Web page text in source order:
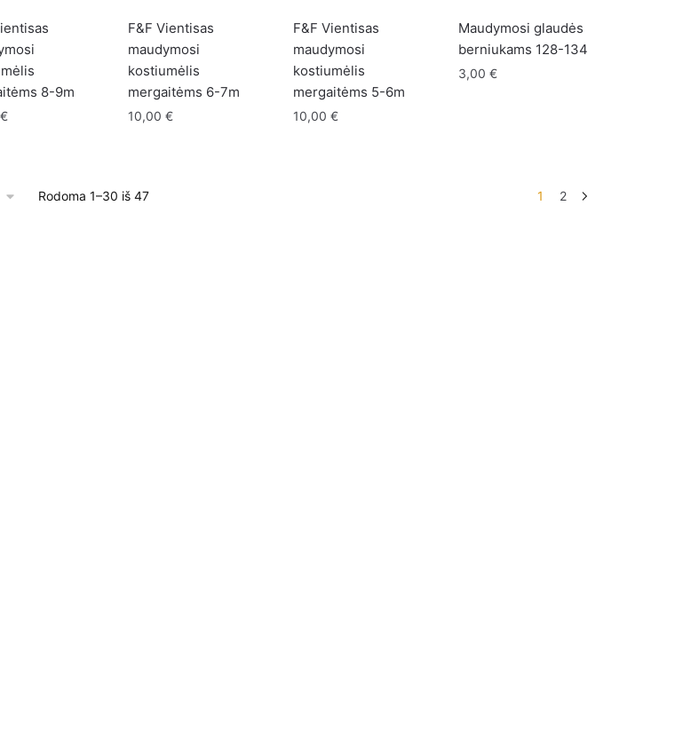
8-9m
€
F&F Vientisas
maudymosi
kostiumėlis
mergaitėms 6-7m
10,00€
F&F Vientisas
maudymosi
kostiumėlis
mergaitėms 5-6m
10,00€
Maudymosi glaudės
berniukams 128-134
3,00€
Rodoma 1–30 iš 47Sorted
1 2